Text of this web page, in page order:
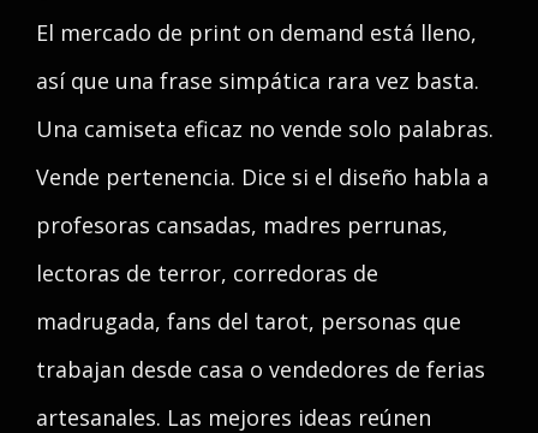
El mercado de print on demand está lleno,
así que una frase simpática rara vez basta.
Una camiseta eficaz no vende solo palabras.
Vende pertenencia. Dice si el diseño habla a
profesoras cansadas, madres perrunas,
lectoras de terror, corredoras de
madrugada, fans del tarot, personas que
trabajan desde casa o vendedores de ferias
artesanales. Las mejores ideas reúnen